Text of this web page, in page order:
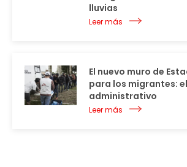
lluvias
Leer más
El nuevo muro de
para los migrantes: el
administrativo
Leer más